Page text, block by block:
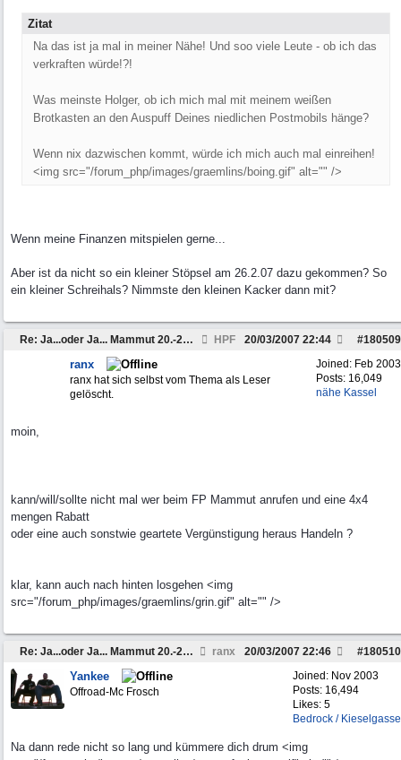
Zitat
Na das ist ja mal in meiner Nähe! Und soo viele Leute - ob ich das
verkraften würde!?!
Was meinste Holger, ob ich mich mal mit meinem weißen
Brotkasten an den Auspuff Deines niedlichen Postmobils hänge?
Wenn nix dazwischen kommt, würde ich mich auch mal einreihen!
<img src="/forum_php/images/graemlins/boing.gif" alt="" />
Wenn meine Finanzen mitspielen gerne...
Aber ist da nicht so ein kleiner Stöpsel am 26.2.07 dazu gekommen? So
ein kleiner Schreihals? Nimmste den kleinen Kacker dann mit?
Re: Ja...oder Ja... Mammut 20.-22.04 HPF #180509
20/03/2007 22:44
Joined: Feb 2003
Posts: 16,049
nähe Kassel
ranx
ranx hat sich selbst vom Thema als Leser
gelöscht.
moin,
kann/will/sollte nicht mal wer beim FP Mammut anrufen und eine 4x4
mengen Rabatt
oder eine auch sonstwie geartete Vergünstigung heraus Handeln ?
klar, kann auch nach hinten losgehen <img
src="/forum_php/images/graemlins/grin.gif" alt="" />
Re: Ja...oder Ja... Mammut 20.-22.04 ranx #180510
20/03/2007 22:46
Joined: Nov 2003
Posts: 16,494
Likes: 5
Bedrock / Kieselgasse
Yankee
Offroad-Mc Frosch
Na dann rede nicht so lang und kümmere dich drum <img